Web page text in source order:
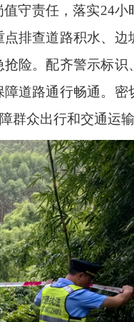
守责任，落实24小
排查道路积水、边
险。配齐警示标识
道路通行畅通。密
群众出行和交通运输